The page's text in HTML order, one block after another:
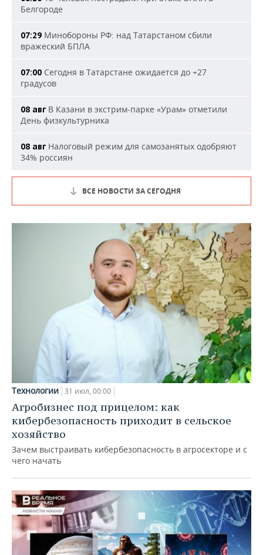
Белгороде
07:29 Минобороны РФ: над Татарстаном сбили
вражеский БПЛА
07:00 Сегодня в Татарстане ожидается до +27
градусов
08 авг В Казани в экстрим-парке «Урам» отметили
День физкультурника
08 авг Налоговый режим для самозанятых одобряют
34% россиян
ВСЕ НОВОСТИ ЗА СЕГОДНЯ
Технологии 31 июл, 00:00
Агробизнес под прицелом: как
кибербезопасность приходит в сельское
хозяйство
Зачем выстраивать кибербезопасность в агросекторе и с
чего начать